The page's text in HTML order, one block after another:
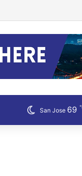
Lý Bệnh Tật
San Jose 69